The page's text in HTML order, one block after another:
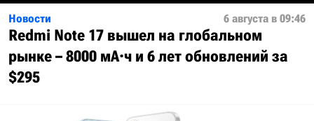
Новости 6 августа в 09:46
Redmi Note 17 вышел на глобальном
рынке – 8000 мА·ч и 6 лет обновлений за
$295